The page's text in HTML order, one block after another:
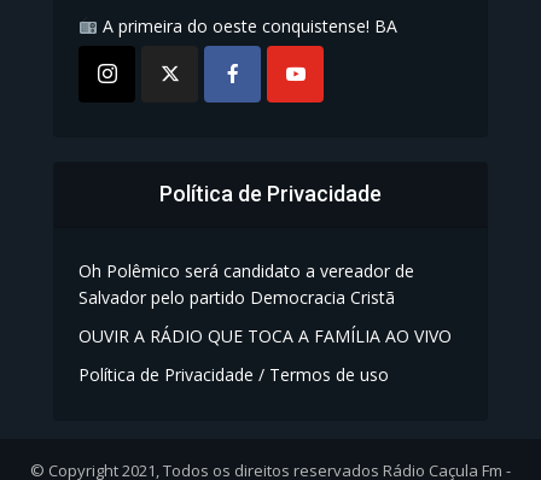
A primeira do oeste conquistense! BA
Política de Privacidade
Oh Polêmico será candidato a vereador de
Salvador pelo partido Democracia Cristã
OUVIR A RÁDIO QUE TOCA A FAMÍLIA AO VIVO
Política de Privacidade / Termos de uso
© Copyright 2021, Todos os direitos reservados Rádio Caçula Fm -